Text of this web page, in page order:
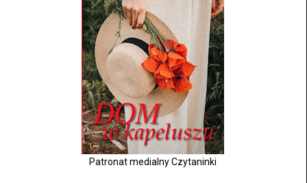
Patronat medialny Czytaninki